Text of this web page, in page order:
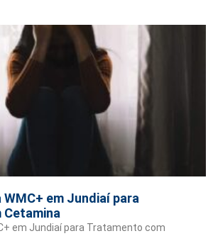
em Jundiaí para
em Jundiaí para Tratamento com